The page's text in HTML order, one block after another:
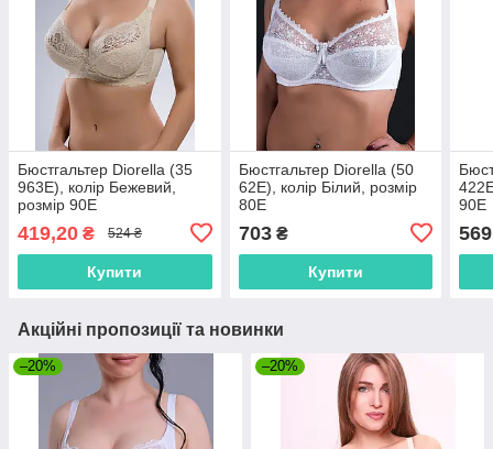
Бюстгальтер Diorella (35
963E), колір Бежевий,
розмір 90E
419,20 ₴ 524 ₴
Купити
Бюстгальтер Diorella (50
62E), колір Білий, розмір
80E
703₴
Купити
90E
569
Акційні пропозиції та новинки
–20% –20%